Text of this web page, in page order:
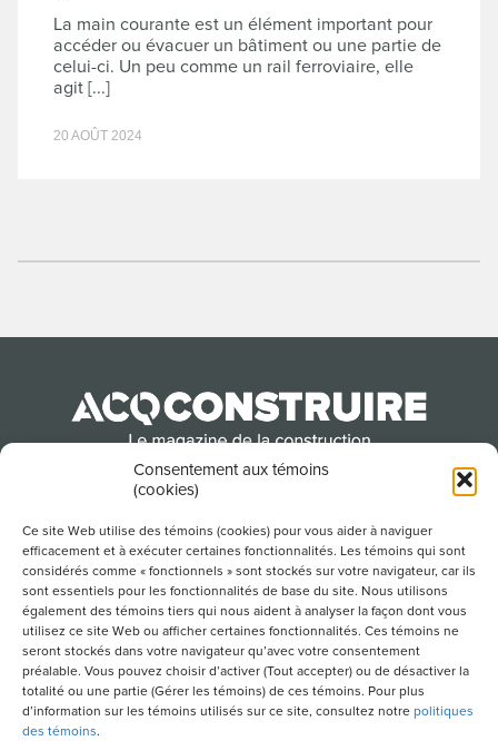
Consentement aux témoins
(cookies)
Ce site Web utilise des témoins (cookies) pour vous aider à naviguer
efficacement et à exécuter certaines fonctionnalités. Les témoins qui sont
considérés comme « fonctionnels » sont stockés sur votre navigateur, car ils
sont essentiels pour les fonctionnalités de base du site. Nous utilisons
également des témoins tiers qui nous aident à analyser la façon dont vous
utilisez ce site Web ou afficher certaines fonctionnalités. Ces témoins ne
seront stockés dans votre navigateur qu’avec votre consentement
préalable. Vous pouvez choisir d’activer (Tout accepter) ou de désactiver la
totalité ou une partie (Gérer les témoins) de ces témoins. Pour plus
d’information sur les témoins utilisés sur ce site, consultez notre politiques
des témoins.
La main courante est un élément important pour
accéder ou évacuer un bâtiment ou une partie de
celui-ci. Un peu comme un rail ferroviaire, elle
agit [...]
20 AOÛT 2024
Québec
POUR S’ABONNER À NOTRE INFOLETTRE
LIENS UTILES